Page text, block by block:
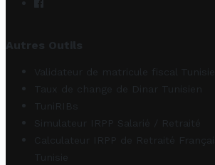
Autres Outils
Validateur de matricule fiscal Tunisie
Taux de change de Dinar Tunisien
TuniRIBs
Simulateur IRPP Salarié / Retraité
Calculateur IRPP de Retraité
Tunisie